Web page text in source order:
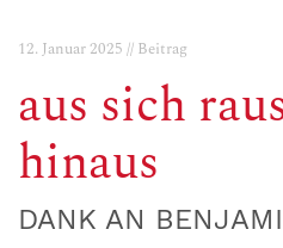
12. Januar 2025 // Beitrag
aus sich
hinaus
DANK AN